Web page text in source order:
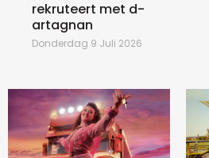
rekruteert met d-
artagnan
Donderdag 9 Juli 2026